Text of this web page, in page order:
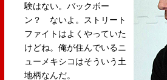
験はない。バックボー
ン？ ないよ。ストリート
ファイトはよくやっていた
けどね。俺が住んでいるニ
ューメキシコはそういう土
地柄なんだ。